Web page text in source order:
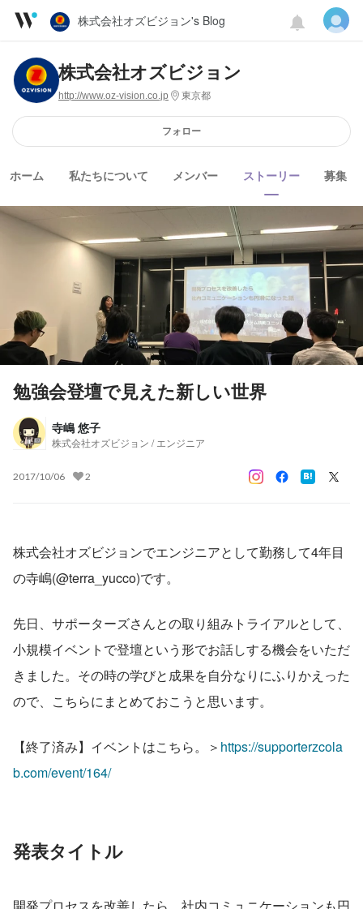
株式会社オズビジョン's Blog
株式会社オズビジョン
http://www.oz-vision.co.jp 東京都
フォロー
ホーム 私たちについて メンバー ストーリー 募集
勉強会登壇で見えた新しい世界
寺嶋 悠子
株式会社オズビジョン / エンジニア
2017/10/06 2
株式会社オズビジョンでエンジニアとして勤務して4年目
の寺嶋(@terra_yucco)です。
先日、サポーターズさんとの取り組みトライアルとして、
小規模イベントで登壇という形でお話しする機会をいただ
きました。その時の学びと成果を自分なりにふりかえった
ので、こちらにまとめておこうと思います。
【終了済み】イベントはこちら。＞ https://supporterzcola
b.com/event/164/
発表タイトル
開発プロセスを改善したら、社内コミュニケーションも円